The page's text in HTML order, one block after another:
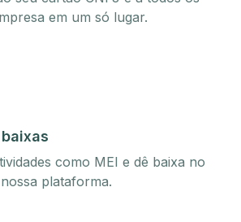
em um só lugar.
como MEI e dê baixa no
plataforma.